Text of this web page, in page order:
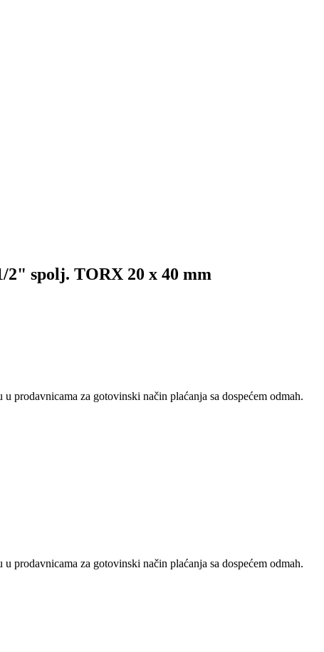
spolj. TORX 20 x 40 mm
prodavnicama za gotovinski način plaćanja sa dospećem odmah.
prodavnicama za gotovinski način plaćanja sa dospećem odmah.